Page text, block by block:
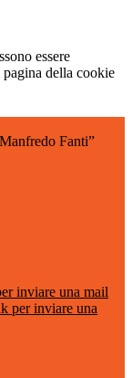
essere
della cookie
Fanti”
inviare una mail
per inviare una